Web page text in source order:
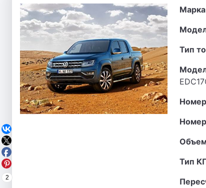
Тип
Объем
Тип
2